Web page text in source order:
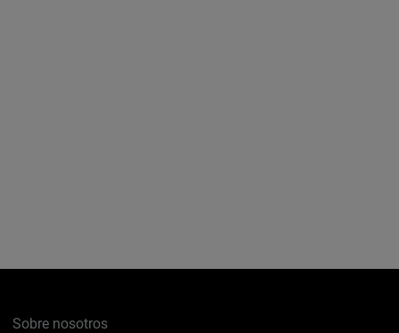
Sobre nosotros